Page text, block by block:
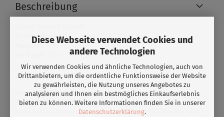
Diese Webseite verwendet Cookies und
andere Technologien
Wir verwenden Cookies und ähnliche Technologien, auch von
Drittanbietern, um die ordentliche Funktionsweise der Website
zu gewährleisten, die Nutzung unseres Angebotes zu
analysieren und Ihnen ein bestmögliches Einkaufserlebnis
bieten zu können. Weitere Informationen finden Sie in unserer
Datenschutzerklärung.
Beschreibung
Breite/ Gewicht: ca. 145cm/ ca. 200g/qm
Material:90% Polyester/ 10% Elasthan
: elastisch
Ein wirklich luxuriöser Druckgrund. Die Farben wirken tiefer und satter. Der
glatte Samt fühlt sich toll auf der Haut an.
Verwendung:Tanzkostüme, Kostüme für Roll- &
Eiskunstlauf,Badekleidung, Sportkleidung,
Badeanzüge, Karneval, Tops, idealer Stoff für Theater und